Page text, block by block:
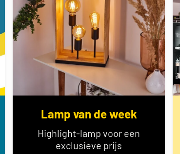
Lamp van de week
Highlight-lamp voor een
exclusieve prijs